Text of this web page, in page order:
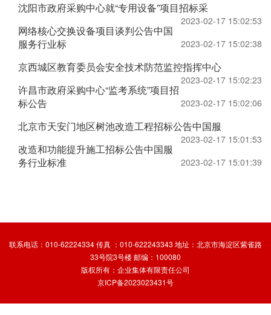
沈阳市政府采购中心就“专用设备”项目招标采
2023-02-17 15:02:53
网络核心交换设备项目谈判公告中国
服务行业标
2023-02-17 15:02:38
京西城区教育委员会安全技术防范监控指挥中心
2023-02-17 15:02:23
许昌市政府采购中心“监考系统”项目招
标公告
2023-02-17 15:02:06
北京市天安门地区树池改造工程招标公告中国服
2023-02-17 15:01:53
改造和功能提升施工招标公告中国服
务行业标准
2023-02-17 15:01:39
联系电话：010-62224334 传真 ：010-622243343 地址：北京市海淀区紫雀路
33号院3号楼 邮编：100080
版权所有：企业集体有限责任公司
京ICP备2023023431号